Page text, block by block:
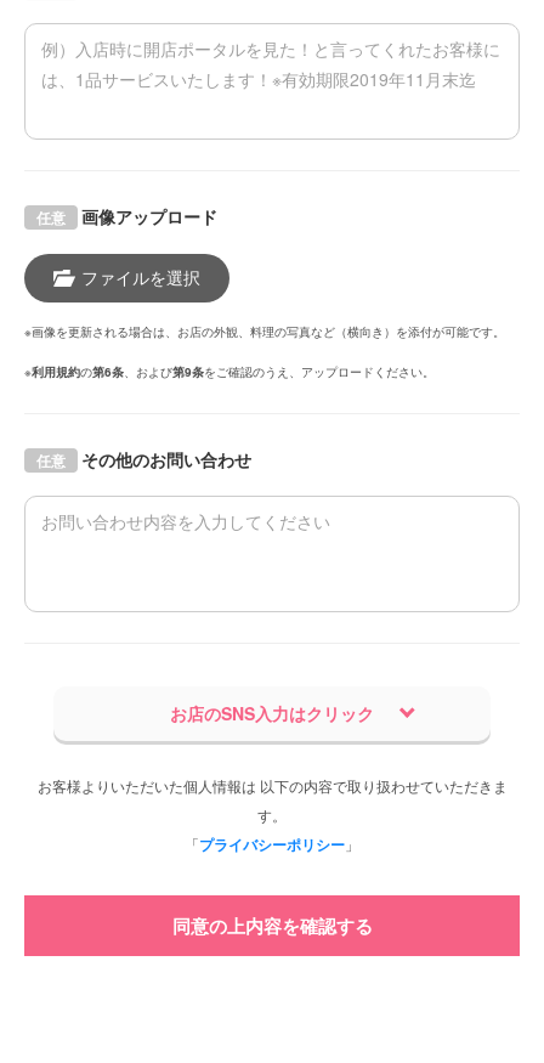
画像アップロード
任意
ファイルを選択
※画像を更新される場合は、お店の外観、料理の写真など（横向き）を添付が可能です。
※利用規約の第6条 、および第9条をご確認のうえ、アップロードください。
その他のお問い合わせ
任意
お店のSNS入力はクリック
お客様よりいただいた個人情報は 以下の内容で取り扱わせていただきま
す。
「プライバシーポリシー 」